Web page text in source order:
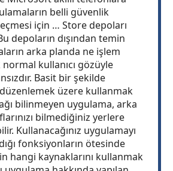
belli güvenlik
için … Store depoları
depoların dışından temin
arka planda ne işlem
normal kullanıcı gözüyle
Basit bir şekilde
üzere kullanmak
bilinmeyen uygulama, arka
bilmediğiniz yerlere
Kullanacağınız uygulamayı
fonksiyonların ötesinde
hangi kaynaklarını kullanmak